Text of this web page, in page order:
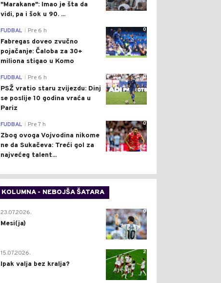
"Marakane": Imao je šta da
vidi, pa i šok u 90. ...
0
FUDBAL Pre 6 h
Fabregas doveo zvučno
pojačanje: Čaloba za 30+
miliona stigao u Komo
0
FUDBAL Pre 6 h
PSŽ vratio staru zvijezdu: Dinj
se poslije 10 godina vraća u
Pariz
0
FUDBAL Pre 7 h
Zbog ovoga Vojvodina nikome
ne da Sukačeva: Treći gol za
najvećeg talent...
KOLUMNA - NEBOJŠA ŠATARA
0
23.07.2026.
Mesi(ja)
2
15.07.2026.
Ipak valja bez kralja?